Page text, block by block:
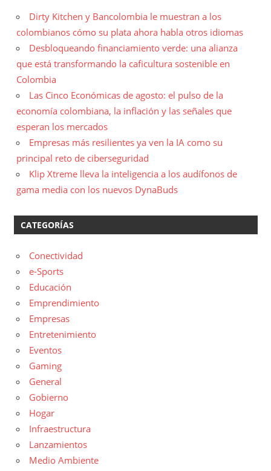
Dirty Kitchen y Bancolombia le muestran a los
colombianos cómo su plata ahora habla otros idiomas
Desbloqueando financiamiento verde: una alianza
que está transformando la caficultura sostenible en
Colombia
Las Cinco Económicas de agosto: el pulso de la
economía colombiana, la inflación y las señales que
esperan los mercados
Empresas más resilientes ya ven la IA como su
principal reto de ciberseguridad
Klip Xtreme lleva la inteligencia a los audífonos de
gama media con los nuevos DynaBuds
CATEGORÍAS
Conectividad
e-Sports
Educación
Emprendimiento
Empresas
Entretenimiento
Eventos
Gaming
General
Gobierno
Hogar
Infraestructura
Lanzamientos
Medio Ambiente